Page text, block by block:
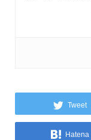
Tweet
Hatena